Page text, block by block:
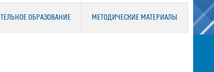
ОБРАЗОВАНИЕ МЕТОДИЧЕСКИЕ МАТЕРИАЛЫ